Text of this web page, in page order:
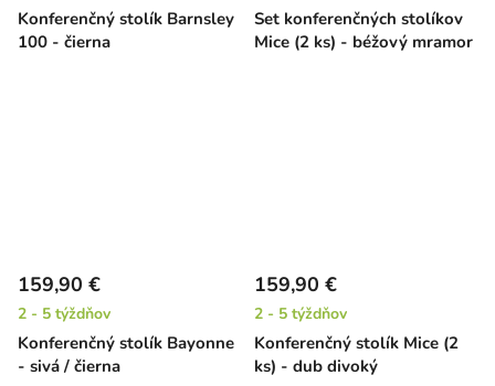
Konferenčný stolík Barnsley
100 - čierna
Set konferenčných stolíkov
Mice (2 ks) - béžový mramor
Konferenčný stolík Bayonne
- sivá / čierna
159,90 €
2 - 5 týždňov
Konferenčný stolík Mice (2
ks) - dub divoký
159,90 €
2 - 5 týždňov